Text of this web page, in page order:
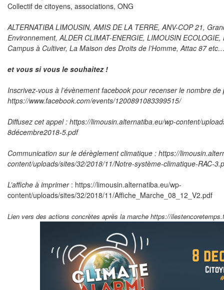
Collectif de citoyens, associations, ONG
ALTERNATIBA LIMOUSIN, AMIS DE LA TERRE, ANV-COP 21,
Environnement, ALDER CLIMAT-ENERGIE, LIMOUSIN
Campus à Cultiver, La Maison des Droits de l’Homme, Attac 87
et vous si vous le souhaitez !
Inscrivez-vous à l’évènement facebook pour recenser le nombre de
https://www.facebook.com/events/1200891083399515/
Diffusez cet appel : https://limousin.alternatiba.eu/wp-content/
8décembre2018-5.pdf
Communication sur le dérèglement climatique : https://
content/uploads/sites/32/2018/11/Notre-système-climatique-RAC-
L’affiche à imprimer: https://limousin.alternatiba.eu/wp-
content/uploads/sites/32/2018/11/Affiche_Marche_08_12_V2.pdf
Lien vers des actions concrètes après la marche https://